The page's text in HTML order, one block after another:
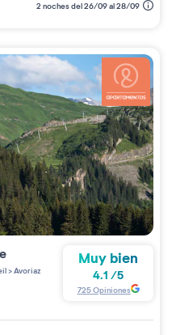
2 noches del 26/09 al 28/09
>Avoriaz
Muy bien
4.1 /5
725Opiniones